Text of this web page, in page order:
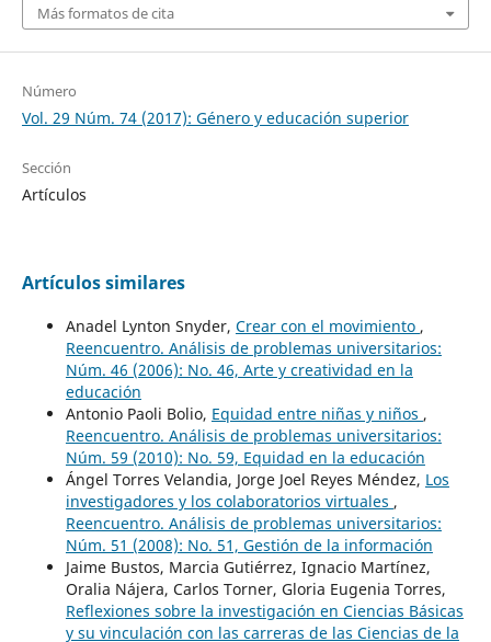
Más formatos de cita
Número
Vol. 29 Núm. 74 (2017): Género y educación superior
Sección
Artículos
Artículos similares
Anadel Lynton Snyder, Crear con el movimiento ,
Reencuentro. Análisis de problemas universitarios:
Núm. 46 (2006): No. 46, Arte y creatividad en la
educación
Antonio Paoli Bolio, Equidad entre niñas y niños ,
Reencuentro. Análisis de problemas universitarios:
Núm. 59 (2010): No. 59, Equidad en la educación
Ángel Torres Velandia, Jorge Joel Reyes Méndez, Los
investigadores y los colaboratorios virtuales ,
Reencuentro. Análisis de problemas universitarios:
Núm. 51 (2008): No. 51, Gestión de la información
Jaime Bustos, Marcia Gutiérrez, Ignacio Martínez,
Oralia Nájera, Carlos Torner, Gloria Eugenia Torres,
Reflexiones sobre la investigación en Ciencias Básicas
y su vinculación con las carreras de las Ciencias de la